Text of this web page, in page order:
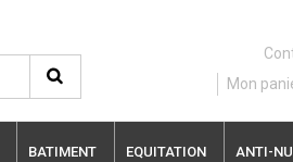
Mon
BATIMENT EQUITATION ANTI-